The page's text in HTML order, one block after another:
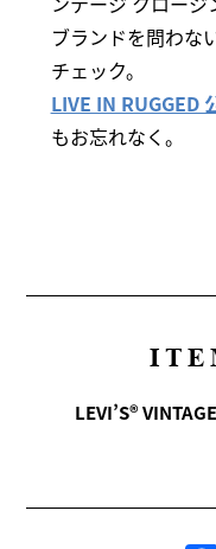
ブランドを問わな
チェック。
LIVE IN RUGGED
もお忘れなく。
LEVI’S®